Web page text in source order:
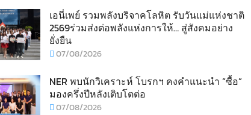
เอนี่เพย์ รวมพลังบริจาคโลหิต รับวันแม่แห่งชาติ
2569ร่วมส่งต่อพลังแห่งการให้… สู่สังคมอย่าง
ยั่งยืน
07/08/2026
NER พบนักวิเคราะห์ โบรกฯ คงคำแนะนำ “ซื้อ”
มองครึ่งปีหลังเติบโตต่อ
07/08/2026